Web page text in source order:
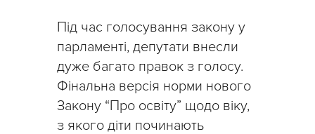
Під час голосування закону у
парламенті, депутати внесли
дуже багато правок з голосу.
Фінальна версія норми нового
Закону “Про освіту” щодо віку,
з якого діти починають